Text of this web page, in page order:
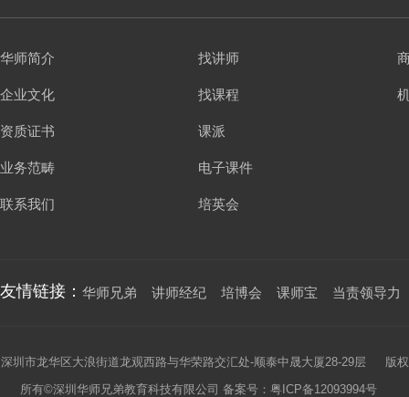
华师简介
企业文化
资质证书
业务范畴
联系我们
找讲师
找课程
课派
电子课件
培英会
友情链接： 华师兄弟 讲师经纪 培博会 课师宝 当责领导力
深圳市龙华区大浪街道龙观西路与华荣路交汇处-顺泰中晟大厦28-29层 版权
所有©深圳华师兄弟教育科技有限公司 备案号： 粤ICP备12093994号